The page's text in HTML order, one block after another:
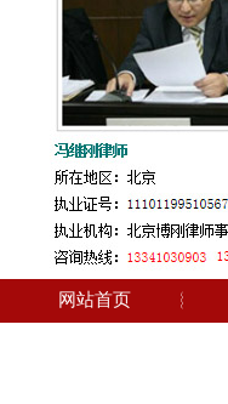
网站首页 ︴